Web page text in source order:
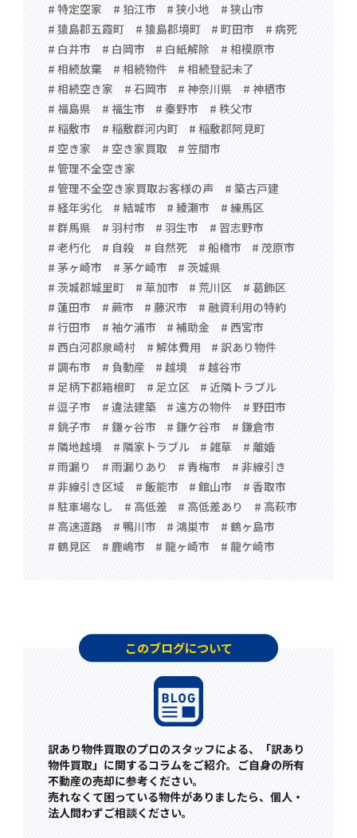
# 特定空家
# 狛江市 # 狭小地
# 狭山市
# 猿島郡五霞町
# 猿島郡境町 # 町田市
# 病死
# 白井市
# 白岡市 # 白紙解除
# 相模原市
# 相続放棄
# 相続物件
# 相続登記未了
# 相続空き家
# 石岡市 # 神奈川県
# 神栖市
# 福島県
# 福生市 # 秦野市
# 秩父市
# 稲敷市
# 稲敷群河内町
# 稲敷郡阿見町
# 空き家
# 空き家買取
# 笠間市
# 管理不全空き家
# 管理不全空き家買取お客様の声
# 築古戸建
# 経年劣化
# 結城市 # 綾瀬市
# 練馬区
# 群馬県
# 羽村市 # 羽生市
# 習志野市
# 老朽化
# 自殺 # 自然死 # 船橋市
# 茂原市
# 茅ヶ崎市
# 茅ケ崎市
# 茨城県
# 茨城郡城里町
# 草加市 # 荒川区
# 葛飾区
# 蓮田市
# 蕨市 # 藤沢市
# 融資利用の特約
# 行田市
# 袖ケ浦市 # 補助金
# 西宮市
# 西白河郡泉崎村
# 解体費用
# 訳あり物件
# 調布市
# 負動産 # 越境
# 越谷市
# 足柄下郡箱根町
# 足立区
# 近隣トラブル
# 逗子市
# 違法建築 # 遠方の物件
# 野田市
# 銚子市
# 鎌ヶ谷市 # 鎌ケ谷市
# 鎌倉市
# 隣地越境
# 隣家トラブル # 雑草
# 離婚
# 雨漏り
# 雨漏りあり # 青梅市
# 非線引き
# 非線引き区域
# 飯能市 # 館山市
# 香取市
# 駐車場なし
# 高低差 # 高低差あり
# 高萩市
# 高速道路
# 鴨川市 # 鴻巣市
# 鶴ヶ島市
# 鶴見区
# 鹿嶋市 # 龍ヶ崎市 # 龍ケ崎市
このブログについて
訳あり物件買取のプロのスタッフによる、「訳あり
物件買取」に関するコラムをご紹介。ご自身の所有
不動産の売却に参考ください。
売れなくて困っている物件がありましたら、個人・
法人問わずご相談ください。